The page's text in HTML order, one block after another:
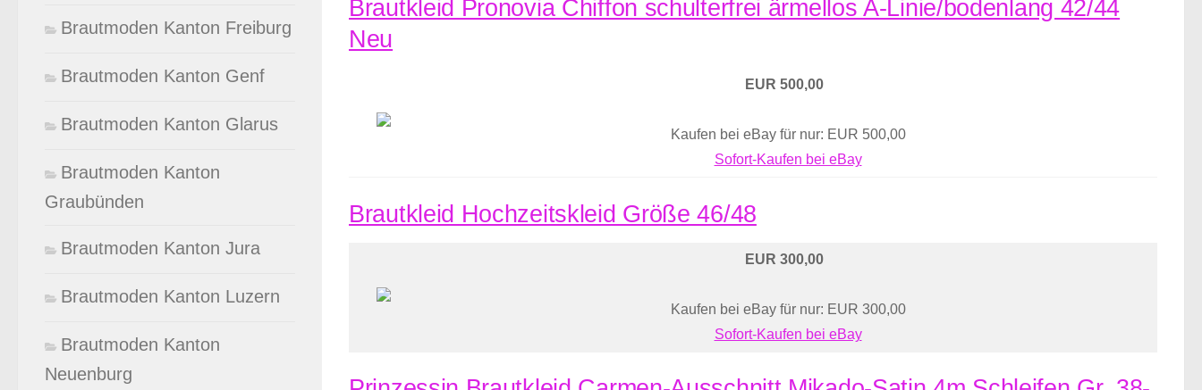
Brautkleid Pronovia Chiffon schulterfrei ärmellos A-Linie/bodenlang 42/44
Neu
EUR 500,00
Kaufen bei eBay für nur: EUR 500,00
Sofort-Kaufen bei eBay
Brautkleid Hochzeitskleid Größe 46/48
EUR 300,00
Kaufen bei eBay für nur: EUR 300,00
Sofort-Kaufen bei eBay
Brautmoden Kanton Freiburg
Brautmoden Kanton Genf
Brautmoden Kanton Glarus
Brautmoden Kanton
Graubünden
Brautmoden Kanton Jura
Brautmoden Kanton Luzern
Brautmoden Kanton
Neuenburg